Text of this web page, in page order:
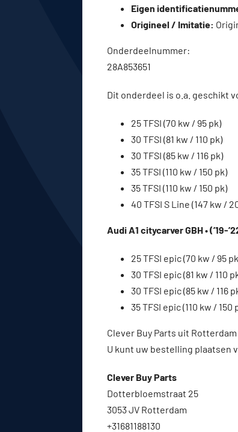
Eigen
Origineel / Imitatie:
Onderdeelnummer:
28A853651
Dit onderdeel is o.a. geschikt
25 TFSI (70 kw / 95 pk)
30 TFSI (81 kw / 110 pk)
30 TFSI (85 kw / 116 pk)
35 TFSI (110 kw / 150 pk)
35 TFSI (110 kw / 150 pk)
40 TFSI S Line (147 kw /
Audi A1 citycarver GBH • (’19-
25 TFSI epic (70 kw / 95
30 TFSI epic (81 kw / 110
30 TFSI epic (85 kw / 116
35 TFSI epic (110 kw / 150
Clever Buy Parts uit
U kunt uw bestelling plaatsen
Clever Buy Parts
Dotterbloemstraat 25
3053 JV Rotterdam
+31681188130